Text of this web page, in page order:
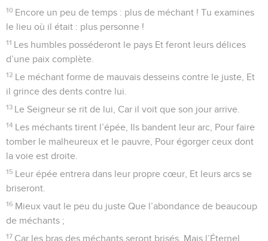
10 Encore un peu de temps : plus de méchant ! Tu examines
le lieu où il était : plus personne !
11 Les humbles posséderont le pays Et feront leurs délices
d’une paix complète.
12 Le méchant forme de mauvais desseins contre le juste, Et
il grince des dents contre lui.
13 Le Seigneur se rit de lui, Car il voit que son jour arrive.
14 Les méchants tirent l’épée, Ils bandent leur arc, Pour faire
tomber le malheureux et le pauvre, Pour égorger ceux dont
la voie est droite.
15 Leur épée entrera dans leur propre cœur, Et leurs arcs se
briseront.
16 Mieux vaut le peu du juste Que l’abondance de beaucoup
de méchants ;
17 Car les bras des méchants seront brisés, Mais l’Éternel